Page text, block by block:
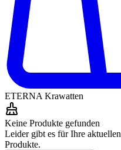
ETERNA Krawatten
Keine Produkte gefunden
Leider gibt es für Ihre
Produkte.